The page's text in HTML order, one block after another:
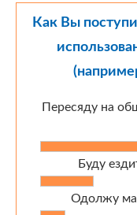
Как Вы
Пересяду на
Буду
Одолжу